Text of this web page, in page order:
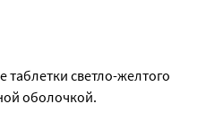
светло-желтого
оболочкой.